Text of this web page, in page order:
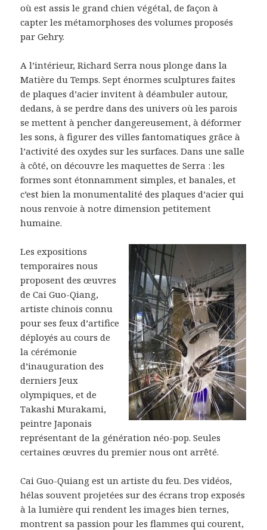
où est assis le grand chien végétal, de façon à
capter les métamorphoses des volumes proposés
par Gehry.
A l’intérieur, Richard Serra nous plonge dans la
Matière du Temps. Sept énormes sculptures faites
de plaques d’acier invitent à déambuler autour,
dedans, à se perdre dans des univers où les parois
se mettent à pencher dangereusement, à déformer
les sons, à figurer des villes fantomatiques grâce à
l’activité des oxydes sur les surfaces. Dans une salle
à côté, on découvre les maquettes de Serra : les
formes sont étonnamment simples, et banales, et
c’est bien la monumentalité des plaques d’acier qui
nous renvoie à notre dimension petitement
humaine.
Les expositions
temporaires nous
proposent des œuvres
de Cai Guo-Qiang,
artiste chinois connu
pour ses feux d’artifice
déployés au cours de
la cérémonie
d’inauguration des
derniers Jeux
olympiques, et de
Takashi Murakami,
peintre Japonais
représentant de la génération néo-pop. Seules
certaines œuvres du premier nous ont arrêté.
Cai Guo-Quiang est un artiste du feu. Des vidéos,
hélas souvent projetées sur des écrans trop exposés
à la lumière qui rendent les images bien ternes,
montrent sa passion pour les flammes qui courent,